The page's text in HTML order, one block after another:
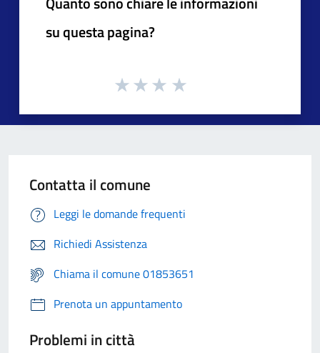
su questa pagina?
Contatta il comune
Leggi le domande frequenti
Richiedi Assistenza
Chiama il comune 01853651
Prenota un appuntamento
Problemi in città